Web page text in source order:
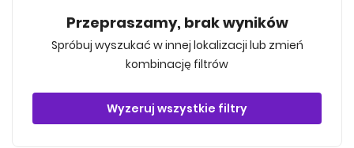
Przepraszamy, brak wyników
Spróbuj wyszukać w innej lokalizacji lub zmień
kombinację filtrów
Wyzeruj wszystkie filtry